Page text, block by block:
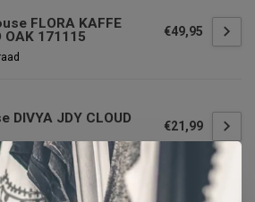
FLORA KAFFE
OAK 171115
€49,95
DIVYA JDY CLOUD
€21,99